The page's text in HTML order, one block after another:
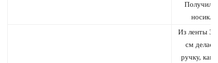
носик.
Из ленты
см делаем
ручку, как